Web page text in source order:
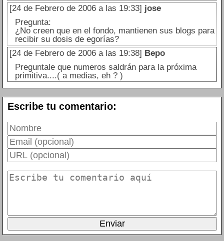
[24 de Febrero de 2006 a las 19:33] jose
Pregunta:
¿No creen que en el fondo, mantienen sus blogs para
recibir su dosis de egorías?
[24 de Febrero de 2006 a las 19:38] Bepo
Preguntale que numeros saldrán para la próxima
primitiva....( a medias, eh ? )
Escribe tu comentario: